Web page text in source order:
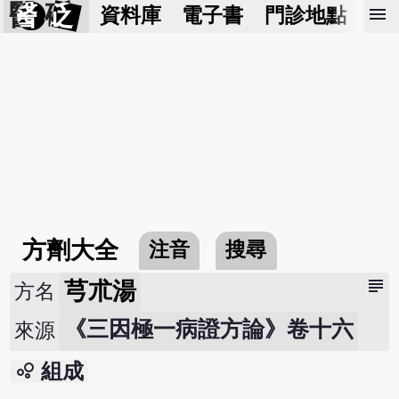
醫 砭 資料庫 電子書 門診地點 預
menu
方劑大全 注音 搜尋
subject
方名 芎朮湯
來源 《三因極一病證方論》卷十六
bubble_chart 組成